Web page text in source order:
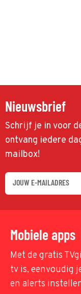
Nieuwsbrief
Schrijf je in voor
ontvang iedere
mailbox!
Mobiele apps
Met de gratis
tv is, eenvoudig
en alerts